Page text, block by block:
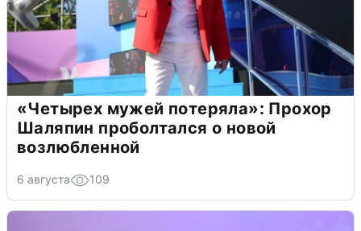
«Четырех мужей потеряла»: Прохор
Шаляпин проболтался о новой
возлюбленной
6 августа 109